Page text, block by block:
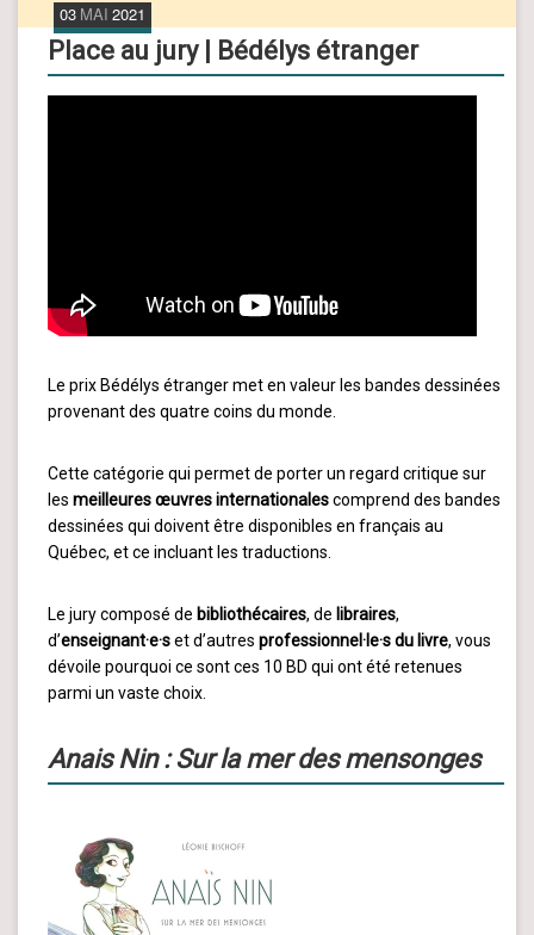
03 MAI 2021
Place au jury | Bédélys étranger
Le prix Bédélys étranger met en valeur les bandes dessinées
provenant des quatre coins du monde.
Cette catégorie qui permet de porter un regard critique sur
les meilleures œuvres internationalescomprend des bandes
dessinées qui doivent être disponibles en français au
Québec, et ce incluant les traductions.
Le jury composé de bibliothécaires, de libraires,
d’enseignant·e·set d’autres professionnel·le·s du livre, vous
dévoile pourquoi ce sont ces 10 BD qui ont été retenues
parmi un vaste choix.
Anais Nin : Sur la mer des mensonges